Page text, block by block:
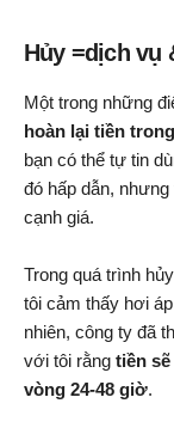
Hủy =dịch vụ
Một trong những
hoàn lại tiền
bạn có thể tự tin
đó hấp dẫn,
cạnh giá.
Trong quá trình
tôi cảm thấy hơi
nhiên, công ty đã
với tôi rằng tiền
vòng 24-48 giờ.